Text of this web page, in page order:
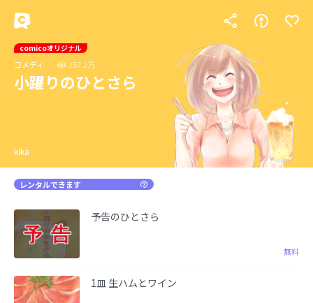
comicoオリジナル
コメディ 257.2万
小躍りのひとさら
kika
レンタルできます
予告のひとさら
無料
1皿 生ハムとワイン